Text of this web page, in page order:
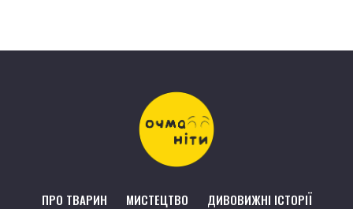
ПРО ТВАРИН МИСТЕЦТВО
ДИВОВИЖНІ ІСТОРІЇ